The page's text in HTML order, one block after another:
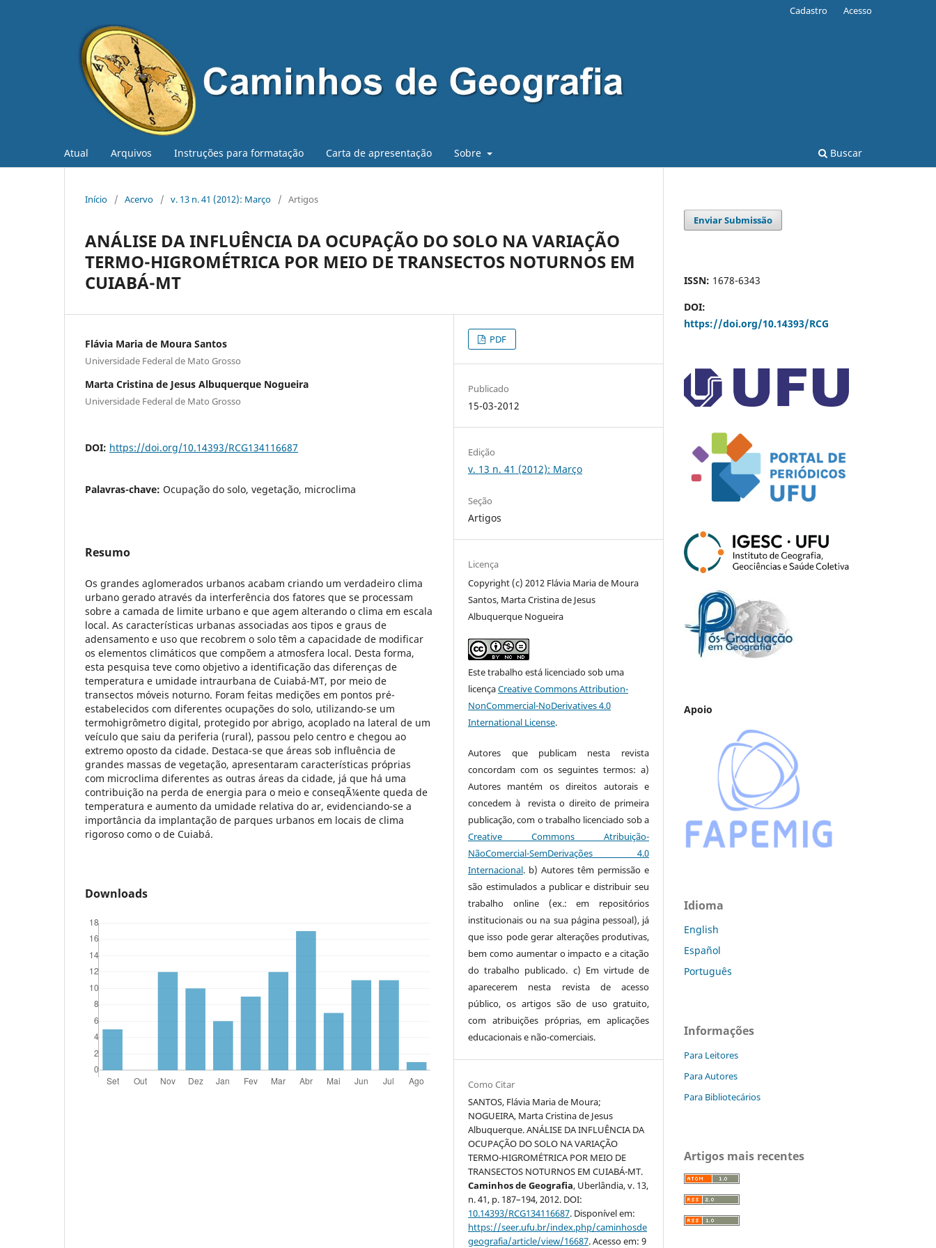
Atual Arquivos Instruções para formatação Carta de apresentação Sobre Buscar
Cadastro Acesso
Início / Acervo / v. 13 n. 41 (2012): Março / Artigos
ANÁLISE DA INFLUÊNCIA DA OCUPAÇÃO DO SOLO NA VARIAÇÃO
TERMO-HIGROMÉTRICA POR MEIO DE TRANSECTOS NOTURNOS EM
CUIABÁ-MT
Flávia Maria de Moura Santos
Universidade Federal de Mato Grosso
Marta Cristina de Jesus Albuquerque Nogueira
Universidade Federal de Mato Grosso
DOI: https://doi.org/10.14393/RCG134116687
Palavras-chave: Ocupação do solo, vegetação, microclima
Resumo
Os grandes aglomerados urbanos acabam criando um verdadeiro clima
urbano gerado através da interferência dos fatores que se processam
sobre a camada de limite urbano e que agem alterando o clima em escala
local. As características urbanas associadas aos tipos e graus de
adensamento e uso que recobrem o solo têm a capacidade de modificar
os elementos climáticos que compõem a atmosfera local. Desta forma,
esta pesquisa teve como objetivo a identificação das diferenças de
temperatura e umidade intraurbana de Cuiabá-MT, por meio de
transectos móveis noturno. Foram feitas medições em pontos pré-
estabelecidos com diferentes ocupações do solo, utilizando-se um
termohigrômetro digital, protegido por abrigo, acoplado na lateral de um
veículo que saiu da periferia (rural), passou pelo centro e chegou ao
extremo oposto da cidade. Destaca-se que áreas sob influência de
grandes massas de vegetação, apresentaram características próprias
com microclima diferentes as outras áreas da cidade, já que há uma
contribuição na perda de energia para o meio e conseqÃ¼ente queda de
temperatura e aumento da umidade relativa do ar, evidenciando-se a
importância da implantação de parques urbanos em locais de clima
rigoroso como o de Cuiabá.
Downloads
PDF
Publicado
15-03-2012
Edição
v. 13 n. 41 (2012): Março
Seção
Artigos
Licença
Copyright (c) 2012 Flávia Maria de Moura
Santos, Marta Cristina de Jesus
Albuquerque Nogueira
Este trabalho está licenciado sob uma
licençaCreative Commons Attribution-
NonCommercial-NoDerivatives 4.0
International License.
Autores que publicam nesta revista
concordam com os seguintes termos: a)
Autores mantém os direitos autorais e
concedem à revista o direito de primeira
publicação, com o trabalho licenciado sob a
Creative Commons Atribuição-
NãoComercial-SemDerivações 4.0
Internacional. b) Autores têm permissão e
são estimulados a publicar e distribuir seu
trabalho online (ex.: em repositórios
institucionais ou na sua página pessoal), já
que isso pode gerar alterações produtivas,
bem como aumentar o impacto e a citação
do trabalho publicado. c) Em virtude de
aparecerem nesta revista de acesso
público, os artigos são de uso gratuito,
com atribuições próprias, em aplicações
educacionais e não-comerciais.
Como Citar
SANTOS, Flávia Maria de Moura;
NOGUEIRA, Marta Cristina de Jesus
Albuquerque. ANÁLISE DA INFLUÊNCIA DA
OCUPAÇÃO DO SOLO NA VARIAÇÃO
TERMO-HIGROMÉTRICA POR MEIO DE
TRANSECTOS NOTURNOS EM CUIABÁ-MT.
Caminhos de Geografia, Uberlândia, v. 13,
n. 41, p. 187–194, 2012. DOI:
10.14393/RCG134116687. Disponível em:
https://seer.ufu.br/index.php/caminhosde
geografia/article/view/16687. Acesso em: 9
Enviar Submissão
ISSN: 1678-6343
DOI:
https://doi.org/10.14393/RCG
Apoio
Idioma
English
Español
Português
Informações
Para Leitores
Para Autores
Para Bibliotecários
Artigos mais recentes